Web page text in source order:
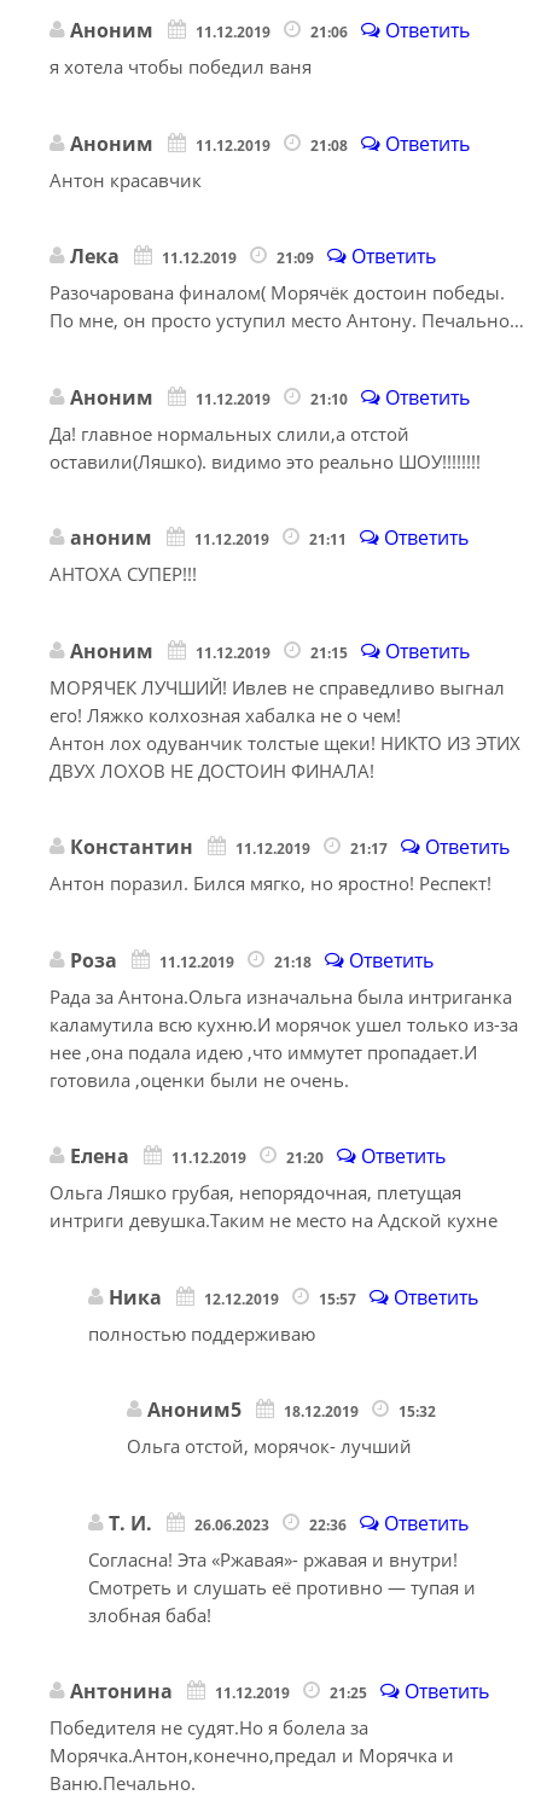
Аноним 11.12.2019 21:06 Ответить
я хотела чтобы победил ваня
Аноним 11.12.2019 21:08 Ответить
Антон красавчик
Лека 11.12.2019 21:09 Ответить
Разочарована финалом( Морячёк достоин победы.
По мне, он просто уступил место Антону. Печально…
Аноним 11.12.2019 21:10 Ответить
Да! главное нормальных слили,а отстой
оставили(Ляшко). видимо это реально ШОУ!!!!!!!!
аноним 11.12.2019 21:11 Ответить
АНТОХА СУПЕР!!!
Аноним 11.12.2019 21:15 Ответить
МОРЯЧЕК ЛУЧШИЙ! Ивлев не справедливо выгнал
его! Ляжко колхозная хабалка не о чем!
Антон лох одуванчик толстые щеки! НИКТО ИЗ ЭТИХ
ДВУХ ЛОХОВ НЕ ДОСТОИН ФИНАЛА!
Константин 11.12.2019 21:17 Ответить
Антон поразил. Бился мягко, но яростно! Респект!
Роза 11.12.2019 21:18 Ответить
Рада за Антона.Ольга изначальна была интриганка
каламутила всю кухню.И морячок ушел только из-за
нее ,она подала идею ,что иммутет пропадает.И
готовила ,оценки были не очень.
Елена 11.12.2019 21:20 Ответить
Ольга Ляшко грубая, непорядочная, плетущая
интриги девушка.Таким не место на Адской кухне
Ника 12.12.2019 15:57 Ответить
полностью поддерживаю
Аноним5 18.12.2019 15:32
Ольга отстой, морячок- лучший
Т. И. 26.06.2023 22:36 Ответить
Согласна! Эта «Ржавая»- ржавая и внутри!
Смотреть и слушать её противно — тупая и
злобная баба!
Антонина 11.12.2019 21:25 Ответить
Победителя не судят.Но я болела за
Морячка.Антон,конечно,предал и Морячка и
Ваню.Печально.